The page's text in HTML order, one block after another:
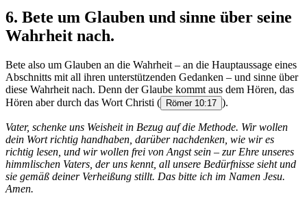
6. Bete um Glauben und sinne über seine
Wahrheit nach.
Bete also um Glauben an die Wahrheit – an die Hauptaussage eines
Abschnitts mit all ihren unterstützenden Gedanken – und sinne über
diese Wahrheit nach. Denn der Glaube kommt aus dem Hören, das
Hören aber durch das Wort Christi ( Römer 10:17 ).
Vater, schenke uns Weisheit in Bezug auf die Methode. Wir wollen
dein Wort richtig handhaben, darüber nachdenken, wie wir es
richtig lesen, und wir wollen frei von Angst sein – zur Ehre unseres
himmlischen Vaters, der uns kennt, all unsere Bedürfnisse sieht und
sie gemäß deiner Verheißung stillt. Das bitte ich im Namen Jesu.
Amen.